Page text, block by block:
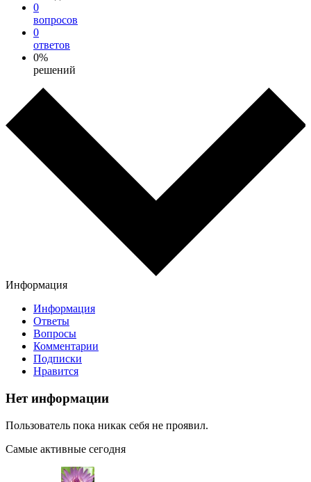
0
вопросов
0
ответов
0%
решений
Информация
Информация
Ответы
Вопросы
Комментарии
Подписки
Нравится
Нет информации
Пользователь пока никак себя не проявил.
Самые активные сегодня